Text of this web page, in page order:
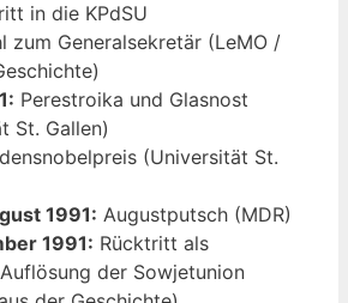
in die KPdSU
zum Generalsekretär (LeMO /
Perestroika und Glasnost
St. Gallen)
(Universität St.
1991: Augustputsch (MDR)
1991: Rücktritt als
der Sowjetunion